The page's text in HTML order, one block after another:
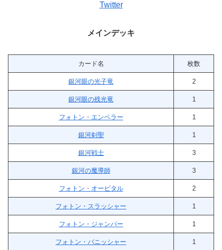
Twitter
メインデッキ
カード名 枚数
銀河眼の光子竜 2
銀河眼の残光竜 1
フォトン・エンペラー 1
銀河剣聖 1
銀河戦士 3
銀河の魔導師 3
フォトン・オービタル 2
フォトン・スラッシャー 1
フォトン・ジャンパー 1
フォトン・バニッシャー 1